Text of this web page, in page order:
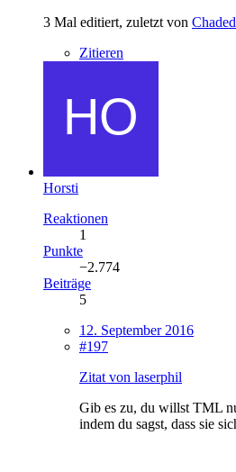
3 Mal editiert, zuletzt von
Zitieren
Horsti
Reaktionen
1
Punkte
−2.774
Beiträge
5
12. September 2016
#197
Zitat von laserphil
Gib es zu, du willst TML
indem du sagst, dass sie